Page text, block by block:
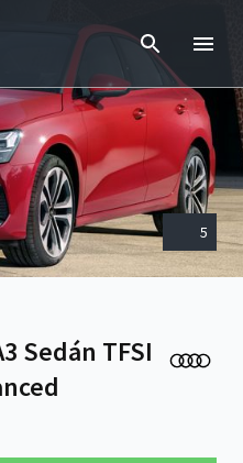
5
Sedán TFSI